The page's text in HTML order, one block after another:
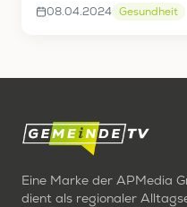
08.04.2024 Gesundheit
Eine Marke der APMedia
dient als regionaler